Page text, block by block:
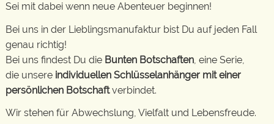
Sei mit dabei wenn neue Abenteuer beginnen!
Bei uns in der Lieblingsmanufaktur bist Du auf jeden Fall
genau richtig!
Bei uns findest Du die Bunten Botschaften , eine Serie,
die unsere individuellen Schlüsselanhänger mit einer
persönlichen Botschaftverbindet.
Wir stehen für Abwechslung, Vielfalt und Lebensfreude.